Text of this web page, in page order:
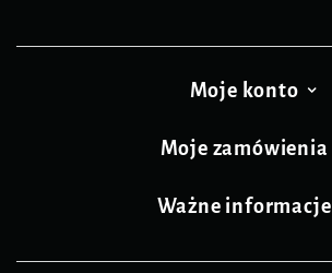
Moje konto
Moje zamówienia
Ważne informacje